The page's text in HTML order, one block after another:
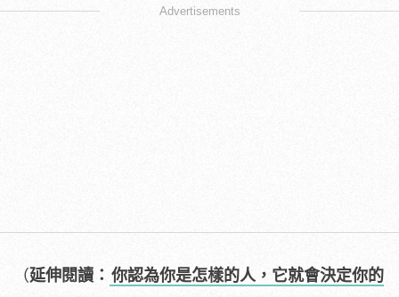
Advertisements
（延伸閱讀： 你認為你是怎樣的人，它就會決定你的